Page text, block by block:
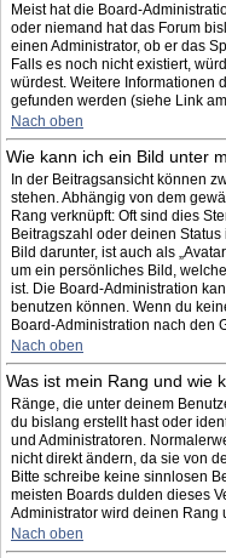
Meist hat die Board-
oder niemand hat das Forum
einen Administrator, ob er das
Falls es noch nicht existiert,
würdest. Weitere Informationen
gefunden werden (siehe Link
Nach oben
Wie kann ich ein Bild unter
In der Beitragsansicht können
stehen. Abhängig von dem
Rang verknüpft: Oft sind dies
Beitragszahl oder deinen
Bild darunter, ist auch als
um ein persönliches Bild,
ist. Die Board-Administration
benutzen können. Wenn du
Board-Administration nach den
Nach oben
Was ist mein Rang und wie
Ränge, die unter deinem
du bislang erstellt hast oder
und Administratoren.
nicht direkt ändern, da sie von
Bitte schreibe keine sinnlosen
meisten Boards dulden dieses
Administrator wird deinen Rang
Nach oben